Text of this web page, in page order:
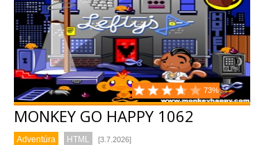
73%
MONKEY GO HAPPY 1062
Adventúra HTML [3.7.2026]